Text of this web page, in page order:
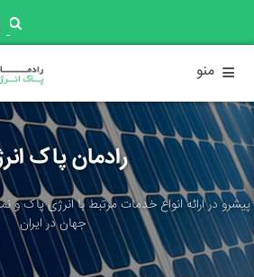
≡ منو
رادمان پاک
پیشرو در ارائه انواع خدمات مرتبط با انرژی پاک
جهان در ایران